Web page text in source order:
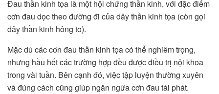
Đau thần kinh tọa là một hội chứng thần kinh, với đặc điểm
cơn đau dọc theo đường đi của dây thần kinh tọa (còn gọi
dây thần kinh hông to).
Mặc dù các cơn đau thần kinh tọa có thể nghiêm trọng,
nhưng hầu hết các trường hợp đều được điều trị nội khoa
trong vài tuần. Bên cạnh đó, việc tập luyện thường xuyên
và đúng cách cũng giúp ngăn ngừa cơn đau tái phát.